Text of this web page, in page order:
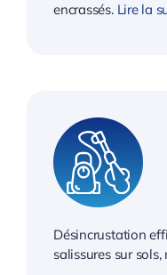
encrassés. Lire la
Désincrustation
salissures sur sols,